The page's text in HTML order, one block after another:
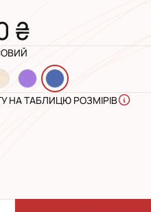
₴
НА ТАБЛИЦЮ РОЗМІРІВ